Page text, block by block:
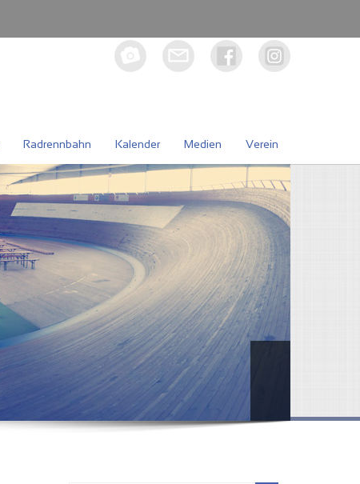
Radrennbahn Kalender Medien Verein